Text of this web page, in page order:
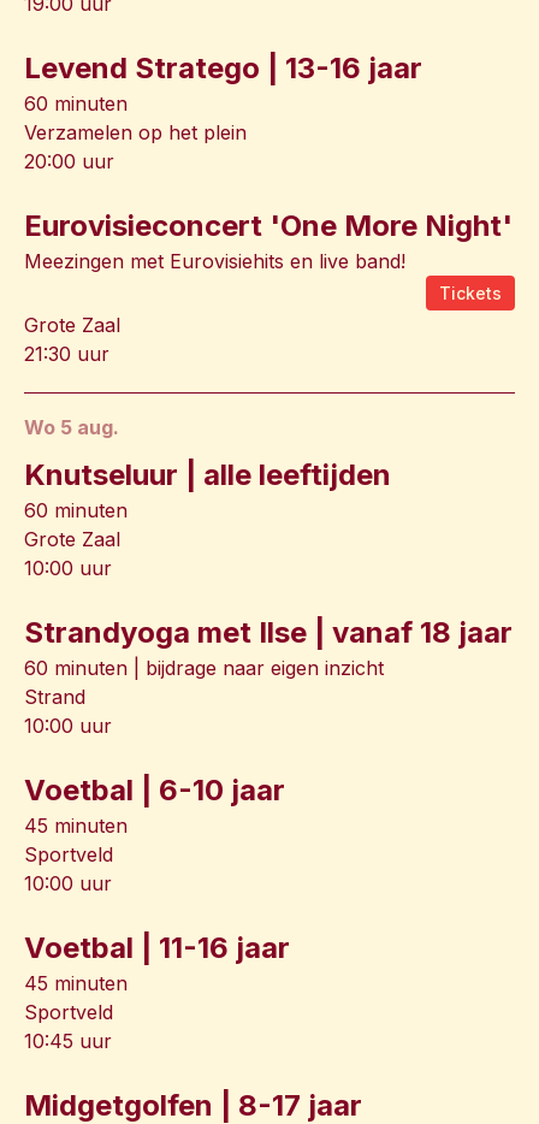
Levend Stratego | 13-16 jaar
60 minuten
Verzamelen op het plein
20:00 uur
Eurovisieconcert 'One More Night'
Meezingen met Eurovisiehits en live band!
Tickets
Grote Zaal
21:30 uur
wo 5 aug.
Knutseluur | alle leeftijden
60 minuten
Grote Zaal
10:00 uur
Strandyoga met Ilse | vanaf 18 jaar
60 minuten | bijdrage naar eigen inzicht
Strand
10:00 uur
Voetbal | 6-10 jaar
45 minuten
Sportveld
10:00 uur
Voetbal | 11-16 jaar
45 minuten
Sportveld
10:45 uur
Midgetgolfen | 8-17 jaar